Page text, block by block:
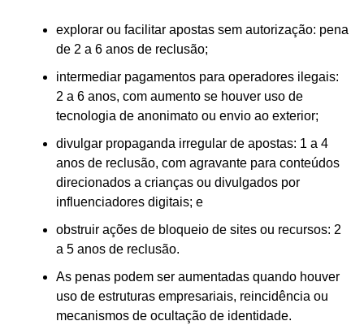
explorar ou facilitar apostas sem autorização: pena
de 2 a 6 anos de reclusão;
intermediar pagamentos para operadores ilegais:
2 a 6 anos, com aumento se houver uso de
tecnologia de anonimato ou envio ao exterior;
divulgar propaganda irregular de apostas: 1 a 4
anos de reclusão, com agravante para conteúdos
direcionados a crianças ou divulgados por
influenciadores digitais; e
obstruir ações de bloqueio de sites ou recursos: 2
a 5 anos de reclusão.
As penas podem ser aumentadas quando houver
uso de estruturas empresariais, reincidência ou
mecanismos de ocultação de identidade.